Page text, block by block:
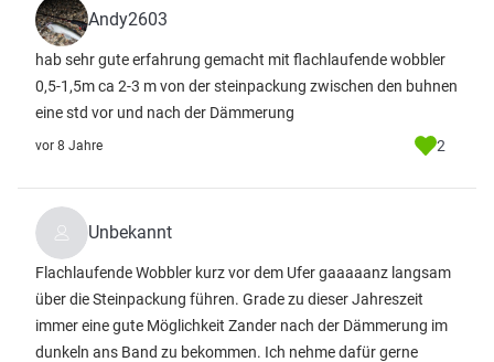
Andy2603
hab sehr gute erfahrung gemacht mit flachlaufende wobbler
0,5-1,5m ca 2-3 m von der steinpackung zwischen den buhnen
eine std vor und nach der Dämmerung
vor 8 Jahre 2
Unbekannt
Flachlaufende Wobbler kurz vor dem Ufer gaaaaanz langsam
über die Steinpackung führen. Grade zu dieser Jahreszeit
immer eine gute Möglichkeit Zander nach der Dämmerung im
dunkeln ans Band zu bekommen. Ich nehme dafür gerne